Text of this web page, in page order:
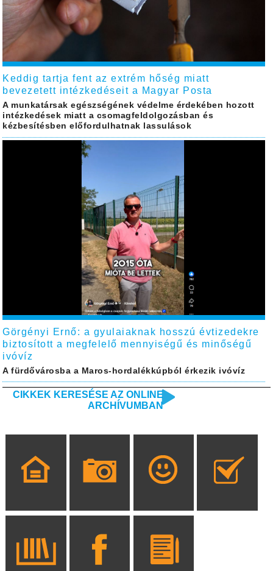
Keddig tartja fent az extrém hőség miatt
bevezetett intézkedéseit a Magyar Posta
A munkatársak egészségének védelme érdekében hozott
intézkedések miatt a csomagfeldolgozásban és
kézbesítésben előfordulhatnak lassulások
Görgényi Ernő: a gyulaiaknak hosszú évtizedekre
biztosított a megfelelő mennyiségű és minőségű
ivóvíz
A fürdővárosba a Maros-hordalékkúpból érkezik ivóvíz
CIKKEK KERESÉSE AZ ONLINE
ARCHÍVUMBAN